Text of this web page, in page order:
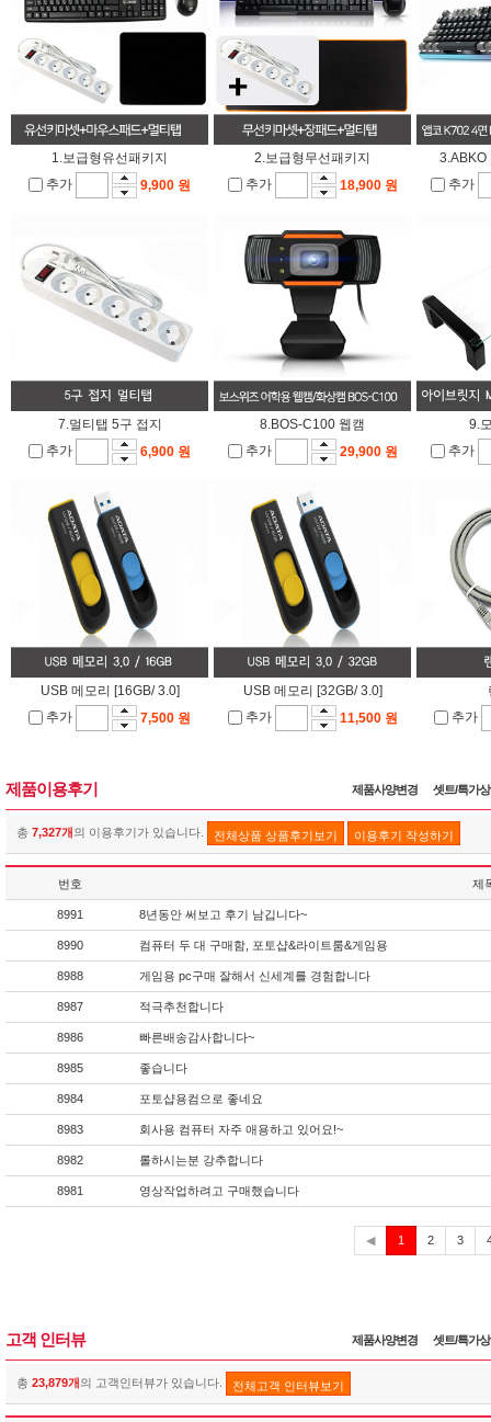
1.보급형유선패키지
추가
9,900 원
2.보급형무선패키지
추가
18,900 원
3.ABKO
추가
7.멀티탭 5구 접지
추가
6,900 원
8.BOS-C100 웹캠
추가
29,900 원
9.
추가
USB 메모리 [16GB/ 3.0]
추가
7,500 원
USB 메모리 [32GB/ 3.0]
추가
11,500 원
추가
제품이용후기 제품사양변경 셋트/특가
총 7,327개의 이용후기가 있습니다. 전체상품 상품후기보기 이용후기 작성하기
번호 제
8991 8년동안 써보고 후기 남깁니다~
8990 컴퓨터 두 대 구매함, 포토샵&라이트룸&게임용
8988 게임용 pc구매 잘해서 신세계를 경험합니다
8987 적극추천합니다
8986 빠른배송감사합니다~
8985 좋습니다
8984 포토샵용컴으로 좋네요
8983 회사용 컴퓨터 자주 애용하고 있어요!~
8982 롤하시는분 강추합니다
8981 영상작업하려고 구매했습니다
◀ 1
재
2 3
고객 인터뷰 제품사양변경 셋트/특가
총 23,879개의 고객인터뷰가 있습니다. 전체고객 인터뷰보기